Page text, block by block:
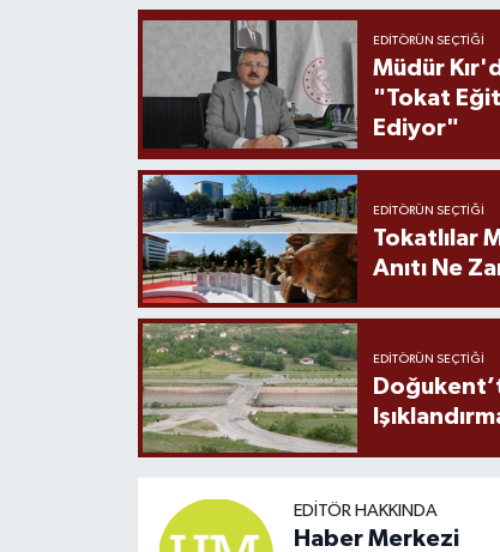
EDITÖRÜN SEÇTIĞI
Müdür
"Tokat
Ediyor"
EDITÖRÜN SEÇTIĞI
Tokatlılar
Anıtı Ne
EDITÖRÜN SEÇTIĞI
EDITÖR HAKKINDA
Haber Merkezi